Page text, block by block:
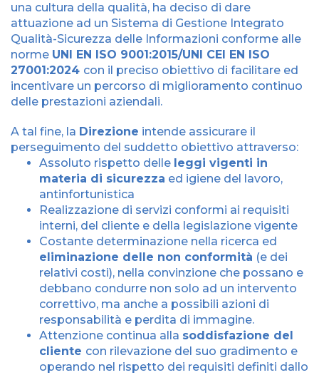
una cultura della qualità, ha deciso di dare
attuazione ad un Sistema di Gestione Integrato
Qualità-Sicurezza delle Informazioni conforme alle
norme UNI EN ISO 9001:2015/UNI CEI EN ISO
27001:2024 con il preciso obiettivo di facilitare ed
incentivare un percorso di miglioramento continuo
delle prestazioni aziendali.
A tal fine, la Direzione intende assicurare il
perseguimento del suddetto obiettivo attraverso:
Assoluto rispetto delle leggi vigenti in
materia di sicurezza ed igiene del lavoro,
antinfortunistica
Realizzazione di servizi conformi ai requisiti
interni, del cliente e della legislazione vigente
Costante determinazione nella ricerca ed
eliminazione delle non conformità (e dei
relativi costi), nella convinzione che possano e
debbano condurre non solo ad un intervento
correttivo, ma anche a possibili azioni di
responsabilità e perdita di immagine.
Attenzione continua alla soddisfazione del
cliente con rilevazione del suo gradimento e
operando nel rispetto dei requisiti definiti dallo